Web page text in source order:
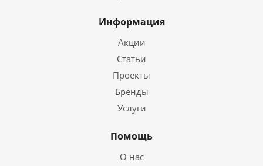
Информация
Акции
Статьи
Проекты
Бренды
Услуги
Помощь
О нас